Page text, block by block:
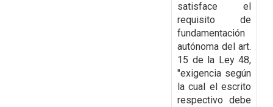
satisface el
requisito de
fundamentación
autónoma del art.
15 de la Ley 48,
"exigencia según
la cual el escrito
respectivo debe